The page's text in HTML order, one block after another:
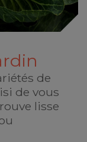
de
de vous
lisse